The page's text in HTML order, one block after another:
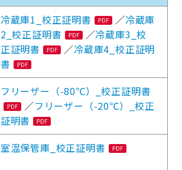
冷蔵庫1_校正証明書 ／冷蔵庫
2_校正証明書
／冷蔵庫3_校
正証明書
／冷蔵庫4_校正証明
書
フリーザー（-80℃）_校正証明書
／フリーザー（-20℃）_校正
証明書
室温保管庫_校正証明書